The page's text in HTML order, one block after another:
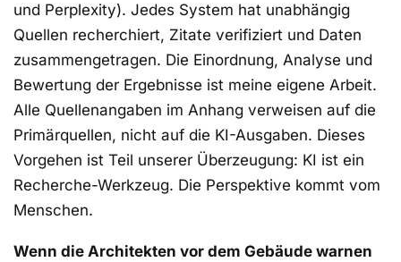
und Perplexity). Jedes System hat unabhängig
Quellen recherchiert, Zitate verifiziert und Daten
zusammengetragen. Die Einordnung, Analyse und
Bewertung der Ergebnisse ist meine eigene Arbeit.
Alle Quellenangaben im Anhang verweisen auf die
Primärquellen, nicht auf die KI-Ausgaben. Dieses
Vorgehen ist Teil unserer Überzeugung: KI ist ein
Recherche-Werkzeug. Die Perspektive kommt vom
Menschen.
Wenn die Architekten vor dem Gebäude warnen